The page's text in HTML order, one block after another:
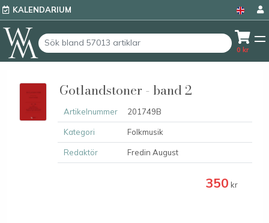
KALENDARIUM
0 kr
Gotlandstoner - band 2
Artikelnummer 201749B
Kategori Folkmusik
Redaktör Fredin August
350 kr